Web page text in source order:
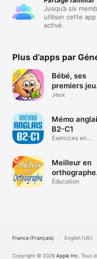
Jusqu’à six
utiliser cette
activé.
Plus d’apps par
Bébé, ses
premiers
LT
Jeux
Mémo
B2-C1
Exercices en
Meilleur en
orthographe
Lite
Éducation
France (Français) English (UK)
Copyright © 2026 Apple Inc. Tous